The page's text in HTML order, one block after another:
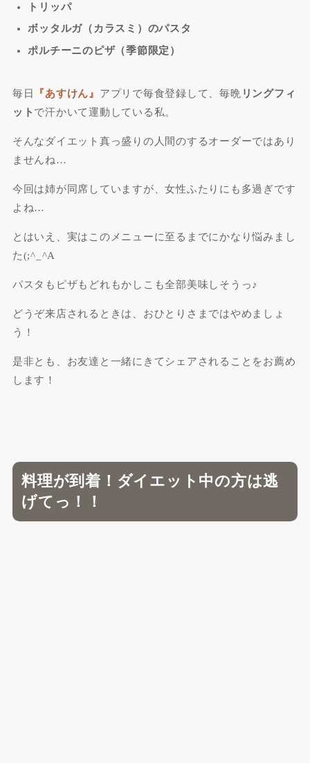
トリッパ
ボッタルガ（カラスミ）のパスタ
ポルチーニのピザ（季節限定）
毎日 『あすけん』 アプリで毎食登録して、毎晩 リングフィ
ット で汗かいて運動している私。
そんなダイエット真っ盛りの人間のするオーダーではあり
ませんね…
今回は姉が同席していますが、女性ふたりにも多過ぎです
よね…
とはいえ、実はこのメニューに至るまでにかなり悩みまし
た(;^_^A
パスタもピザもどれもかしこも全部美味しそうっ♪
どうぞ来店されるときは、おひとりさまではやめましょ
う！
是非とも、お友達と一緒にきてシェアされることをお薦め
します！
料理が到着！ダイエット中の方は逃
げてっ！！